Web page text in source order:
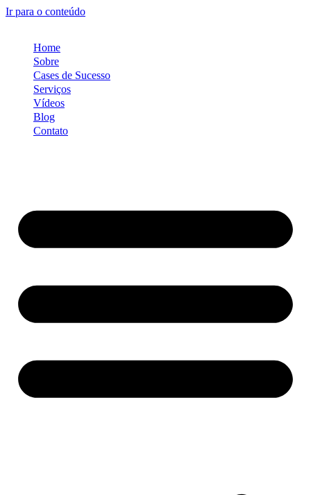
Ir para o conteúdo
Home
Sobre
Cases de Sucesso
Serviços
Vídeos
Blog
Contato